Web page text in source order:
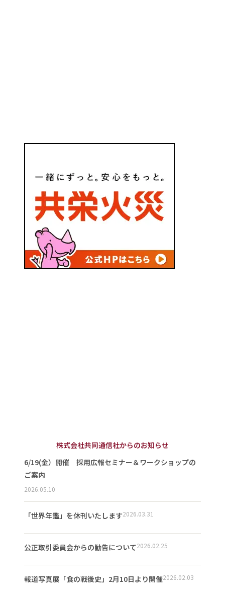
株式会社共同通信社からのお知らせ
6/19(金）開催 採用広報セミナー＆ワークショップの
ご案内
2026.05.10
「世界年鑑」を休刊いたします2026.03.31
公正取引委員会からの勧告について2026.02.25
報道写真展「食の戦後史」2月10日より開催2026.02.03